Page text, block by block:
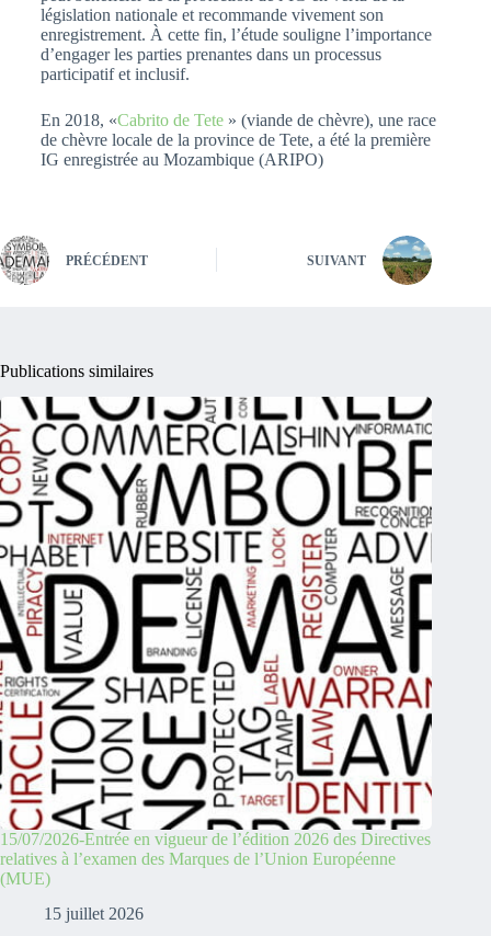
législation nationale et recommande vivement son
enregistrement. À cette fin, l’étude souligne l’importance
d’engager les parties prenantes dans un processus
participatif et inclusif.
En 2018, «Cabrito de Tete» (viande de chèvre), une race
de chèvre locale de la province de Tete, a été la première
IG enregistrée au Mozambique (ARIPO)
PRÉCÉDENT SUIVANT
Publications similaires
15/07/2026-Entrée en vigueur de l’édition 2026 des Directives
relatives à l’examen des Marques de l’Union Européenne
(MUE)
15 juillet 2026